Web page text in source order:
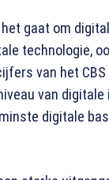
gaat om
technologie,
van het
van
digitale